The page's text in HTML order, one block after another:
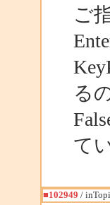
ご
る
て
■102949 /